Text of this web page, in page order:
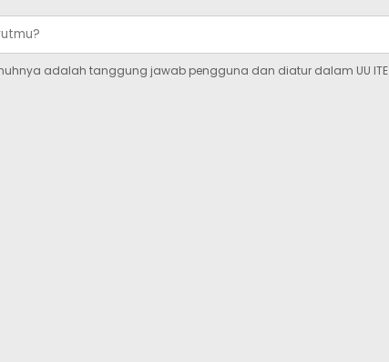
adalah tanggung jawab pengguna dan diatur dalam UU ITE